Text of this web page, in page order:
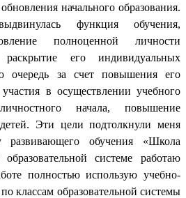
начального образования.
функция обучения,
полноценной личности
его индивидуальных
очередь за счет повышения его
в осуществлении учебного
начала, повышение
Эти цели подтолкнули меня
развивающего обучения «Школа
системе работаю
полностью использую учебно-
классам образовательной системы